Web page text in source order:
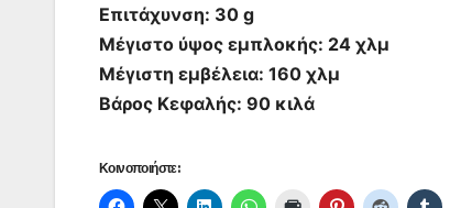
Επιτάχυνση: 30 g
Μέγιστο ύψος εμπλοκής: 24 χλμ
Μέγιστη εμβέλεια: 160 χλμ
Βάρος Κεφαλής: 90 κιλά
Κοινοποιήστε: